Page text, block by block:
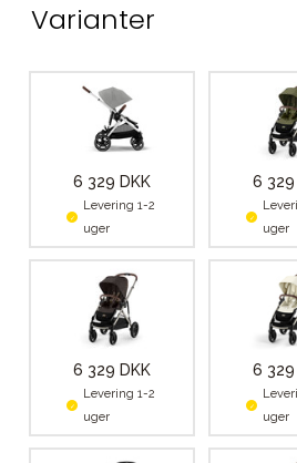
Varianter
6 329 DKK
Levering 1-2
uger
6 329
uger
6 329 DKK
Levering 1-2
uger
6 329
uger